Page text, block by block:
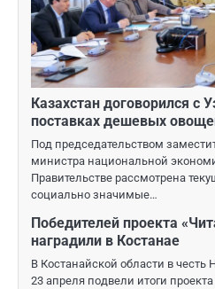
Казахстан договорился с
поставках дешевых
Под председательством
министра национальной
Правительстве рассмотрена
социально значимые…
Победителей проекта
наградили в Костанае
В Костанайской области в честь
23 апреля подвели итоги